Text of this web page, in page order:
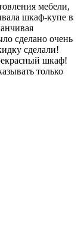
мебели,
шкаф-купе в
сделано очень
сделали!
шкаф!
только